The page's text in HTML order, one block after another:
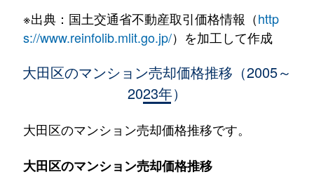
池上
1,900万円 池上
2,500万円
池上
1,300万円 池上
池上
3,000万円 池上
※出典：国土交通省不動産取引価格情報（http
s://www.reinfolib.mlit.go.jp/）を加工して作成
大田区のマンション売却価格推移（2005～
2023年）
大田区のマンション売却価格推移です。
大田区のマンション売却価格推移